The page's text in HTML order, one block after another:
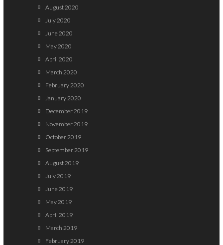
August 2020
July 2020
June 2020
May 2020
April 2020
March 2020
February 2020
January 2020
December 2019
November 2019
October 2019
September 2019
August 2019
July 2019
June 2019
May 2019
April 2019
March 2019
February 2019